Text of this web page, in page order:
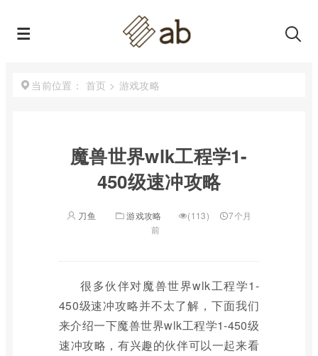
当前位置： 首页 > 游戏攻略
魔兽世界wlk工程学1-
450级速冲攻略
刀鱼 游戏攻略 (113)
7个月
前
很多伙伴对魔兽世界wlk工程学1-
450级速冲攻略并不太了解，下面我们
来介绍一下魔兽世界wlk工程学1-450级
速冲攻略，有兴趣的伙伴可以一起来看